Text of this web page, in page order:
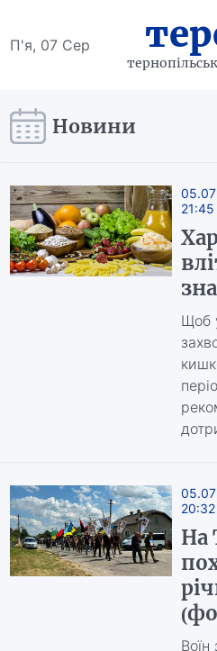
П'я, 07 Сер
Новини
05.07
21:45
Щоб
05.07
20:32
На